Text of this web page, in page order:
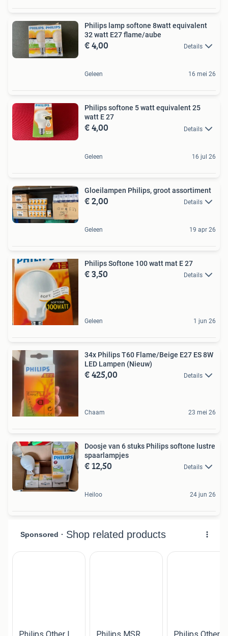
Philips lamp softone 8watt equivalent
32 watt E27 flame/aube
€ 4,00 Details
Geleen 16 mei 26
Philips softone 5 watt equivalent 25
watt E 27
€ 4,00 Details
Geleen 16 jul 26
Gloeilampen Philips, groot assortiment
€ 2,00 Details
Geleen 19 apr 26
Philips Softone 100 watt mat E 27
€ 3,50 Details
Geleen 1 jun 26
34x Philips T60 Flame/Beige E27 ES 8W
LED Lampen (Nieuw)
€ 425,00 Details
Chaam 23 mei 26
Doosje van 6 stuks Philips softone lustre
spaarlampjes
€ 12,50 Details
Heiloo 24 jun 26